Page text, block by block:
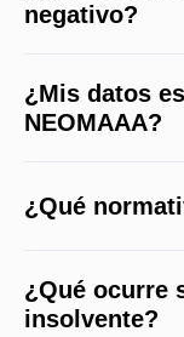
negativo?
¿Mis datos
NEOMAAA?
¿Qué
¿Qué ocurre
insolvente?